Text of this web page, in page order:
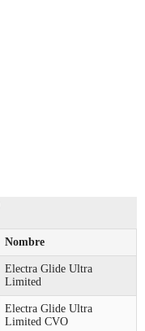
Nombre
Electra Glide Ultra
Limited
Electra Glide Ultra
Limited CVO